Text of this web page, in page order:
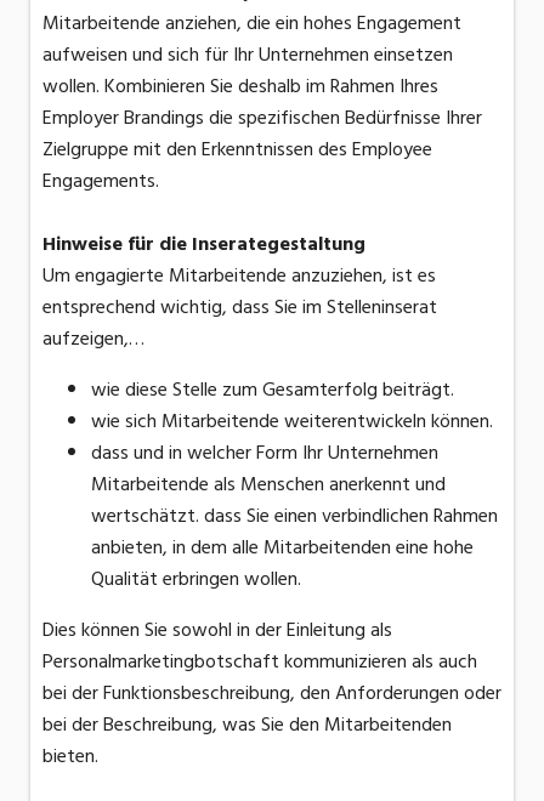
Mitarbeitende anziehen, die ein hohes Engagement
aufweisen und sich für Ihr Unternehmen einsetzen
wollen. Kombinieren Sie deshalb im Rahmen Ihres
Employer Brandings die spezifischen Bedürfnisse Ihrer
Zielgruppe mit den Erkenntnissen des Employee
Engagements.
Hinweise für die Inserategestaltung
Um engagierte Mitarbeitende anzuziehen, ist es
entsprechend wichtig, dass Sie im Stelleninserat
aufzeigen,…
wie diese Stelle zum Gesamterfolg beiträgt.
wie sich Mitarbeitende weiterentwickeln können.
dass und in welcher Form Ihr Unternehmen
Mitarbeitende als Menschen anerkennt und
wertschätzt. dass Sie einen verbindlichen Rahmen
anbieten, in dem alle Mitarbeitenden eine hohe
Qualität erbringen wollen.
Dies können Sie sowohl in der Einleitung als
Personalmarketingbotschaft kommunizieren als auch
bei der Funktionsbeschreibung, den Anforderungen oder
bei der Beschreibung, was Sie den Mitarbeitenden
bieten.